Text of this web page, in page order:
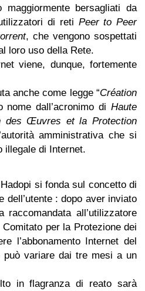
bersagliati da
di reti Peer to Peer
, che vengono sospettati
loro uso della Rete.
viene, dunque, fortemente
anche come legge “Création
nome dall’acronimo di Haute
des Œuvres et la Protection
amministrativa che si
illegale di Internet.
si fonda sul concetto di
dell’utente : dopo aver inviato
raccomandata all’utilizzatore
per la Protezione dei
l’abbonamento Internet del
può variare dai tre mesi a un
in flagranza di reato sarà